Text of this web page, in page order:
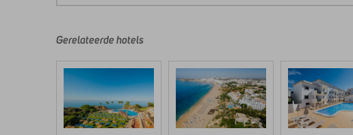
door
klanten
geschreven
na
hun
verblijf
Gerelateerde hotels